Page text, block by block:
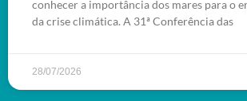
conhecer a importância dos mares para o
da crise climática. A 31ª Conferência das
28/07/2026